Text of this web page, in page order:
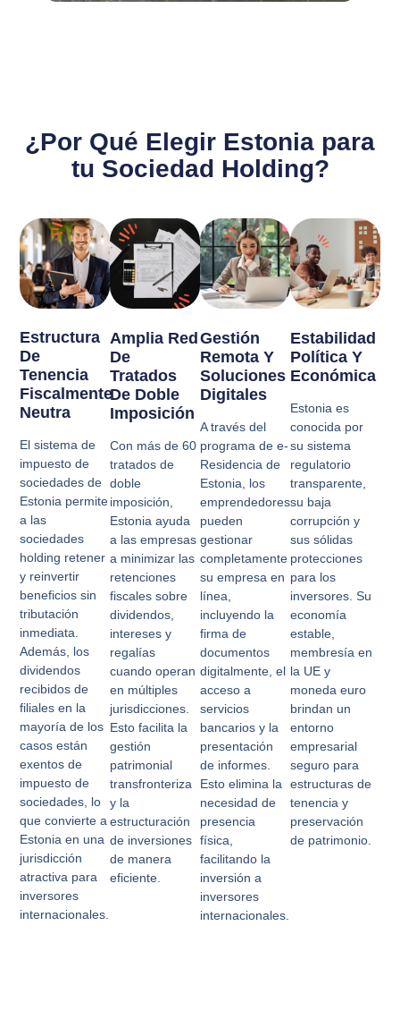
¿Por Qué Elegir Estonia para
tu Sociedad Holding?
Estructura
De
Tenencia
Fiscalmente
Neutra
El sistema de
impuesto de
sociedades de
Estonia permite
a las
sociedades
holding retener
y reinvertir
beneficios sin
tributación
inmediata.
Además, los
dividendos
recibidos de
filiales en la
mayoría de los
casos están
exentos de
impuesto de
sociedades, lo
que convierte a
Estonia en una
jurisdicción
atractiva para
inversores
internacionales.
Amplia Red
De
Tratados
De Doble
Imposición
Con más de 60
tratados de
doble
imposición,
Estonia ayuda
a las empresas
a minimizar las
retenciones
fiscales sobre
dividendos,
intereses y
regalías
cuando operan
en múltiples
jurisdicciones.
Esto facilita la
gestión
patrimonial
transfronteriza
y la
estructuración
de inversiones
de manera
eficiente.
Gestión
Remota Y
Soluciones
Digitales
A través del
programa de e-
Residencia de
Estonia, los
emprendedores
pueden
gestionar
completamente
su empresa en
línea,
incluyendo la
firma de
documentos
digitalmente, el
acceso a
servicios
bancarios y la
presentación
de informes.
Esto elimina la
necesidad de
presencia
física,
facilitando la
inversión a
inversores
internacionales.
Estabilidad
Política Y
Económica
Estonia es
conocida por
su sistema
regulatorio
transparente,
su baja
corrupción y
sus sólidas
protecciones
para los
inversores. Su
economía
estable,
membresía en
la UE y
moneda euro
brindan un
entorno
empresarial
seguro para
estructuras de
tenencia y
preservación
de patrimonio.